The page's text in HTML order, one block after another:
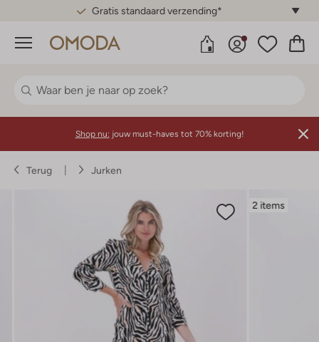
Gratis standaard verzending*
Menu
Shop nu: jouw must-haves tot 70% korting!
Terug Jurken
2 items